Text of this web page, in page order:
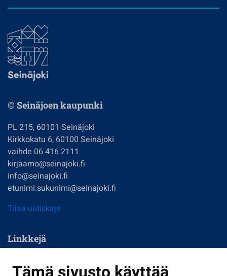
© Seinäjoen kaupunki
PL 215, 60101 Seinäjoki
Kirkkokatu 6, 60100 Seinäjoki
vaihde 06 416 2111
kirjaamo@seinajoki.fi
info@seinajoki.fi
etunimi.sukunimi@seinajoki.fi
Tilaa uutiskirje
Linkkejä